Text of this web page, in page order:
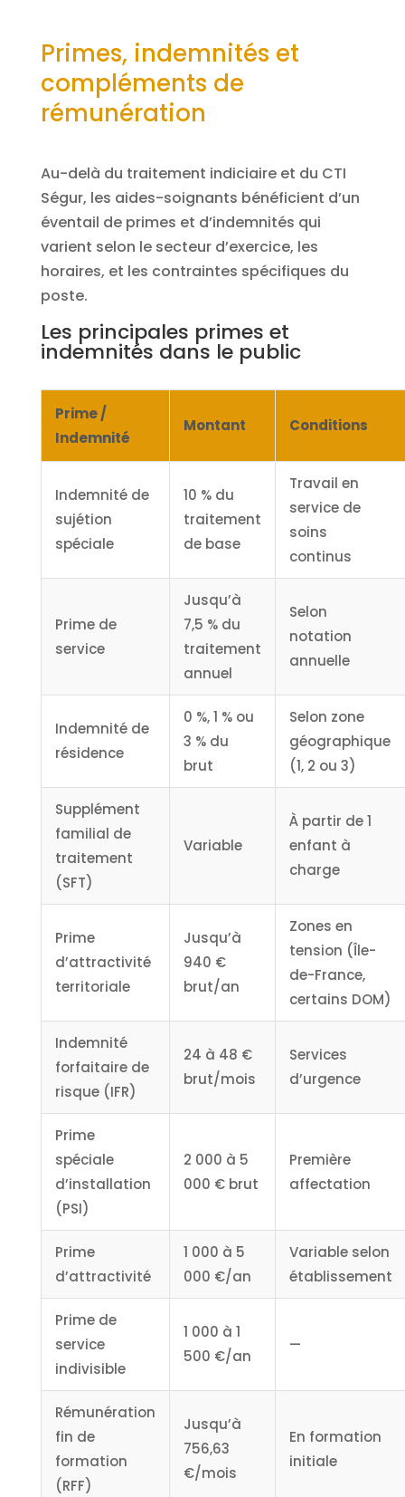
Primes, indemnités et
compléments de
rémunération
Au-delà du traitement indiciaire et du CTI
Ségur, les aides-soignants bénéficient d’un
éventail de primes et d’indemnités qui
varient selon le secteur d’exercice, les
horaires, et les contraintes spécifiques du
poste.
Les principales primes et
indemnités dans le public
Prime /
Indemnité
Montant Conditions
Indemnité de
sujétion
spéciale
10 % du
traitement
de base
Travail en
service de
soins
continus
Prime de
service
Jusqu’à
7,5 % du
traitement
annuel
Selon
notation
annuelle
Indemnité de
résidence
0 %, 1 % ou
3 % du
brut
Selon zone
géographique
(1, 2 ou 3)
Supplément
familial de
traitement
(SFT)
Variable
À partir de 1
enfant à
charge
Prime
d’attractivité
territoriale
Jusqu’à
940 €
brut/an
Zones en
tension (Île-
de-France,
certains DOM)
Indemnité
forfaitaire de
risque (IFR)
24 à 48 €
brut/mois
Services
d’urgence
Prime
spéciale
d’installation
(PSI)
2 000 à 5
000 € brut
Première
affectation
Prime
d’attractivité
1 000 à 5
000 €/an
Variable selon
établissement
Prime de
service
indivisible
1 000 à 1
500 €/an
—
Rémunération
fin de
formation
(RFF)
Jusqu’à
756,63
€/mois
En formation
initiale